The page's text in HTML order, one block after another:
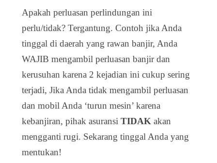
Apakah perluasan perlindungan ini
perlu/tidak? Tergantung. Contoh jika Anda
tinggal di daerah yang rawan banjir, Anda
WAJIB mengambil perluasan banjir dan
kerusuhan karena 2 kejadian ini cukup sering
terjadi, Jika Anda tidak mengambil perluasan
dan mobil Anda ‘turun mesin’ karena
kebanjiran, pihak asuransi TIDAK akan
mengganti rugi. Sekarang tinggal Anda yang
mentukan!